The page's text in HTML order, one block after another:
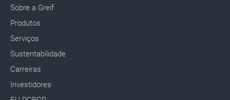
Sobre a Greif
Produtos
Serviços
Sustentabilidade
Carreiras
Investidores